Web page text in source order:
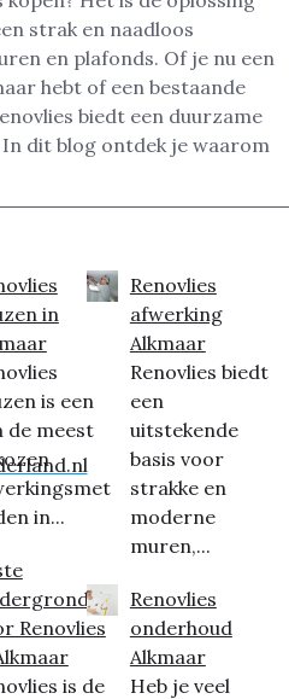
strak en naadloos
en plafonds. Of je nu een
hebt of een bestaande
biedt een duurzame
dit blog ontdek je waarom
in
is een
de meest
in...
Renovlies
is de
Renovlies
afwerking
Alkmaar
Renovlies biedt
een
uitstekende
basis voor
strakke en
moderne
muren,...
Renovlies
onderhoud
Alkmaar
Heb je veel